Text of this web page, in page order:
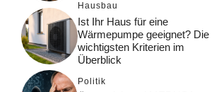
Hausbau
Ist Ihr Haus für eine
Wärmepumpe geeignet? Die
wichtigsten Kriterien im
Überblick
Politik